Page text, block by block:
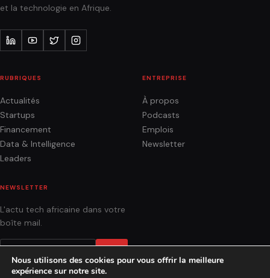
et la technologie en Afrique.
RUBRIQUES
Actualités
Startups
Financement
Data & Intelligence
Leaders
ENTREPRISE
À propos
Podcasts
Emplois
Newsletter
NEWSLETTER
L'actu tech africaine dans votre
boîte mail.
Nous utilisons des cookies pour vous offrir la meilleure
expérience sur notre site.